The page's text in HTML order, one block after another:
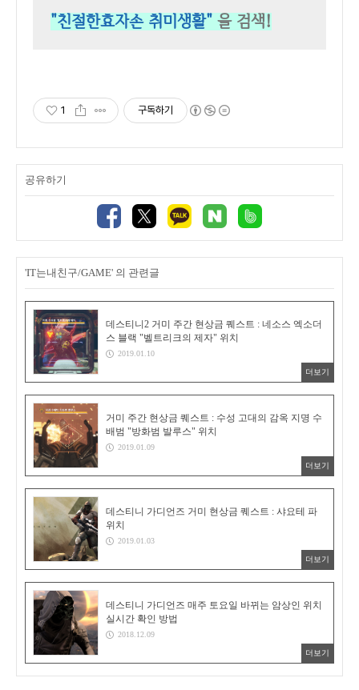
"친절한효자손 취미생활" 을 검색!
1 구독하기
공유하기
'IT는내친구/GAME' 의 관련글
데스티니2 거미 주간 현상금 퀘스트 : 네소스 엑소더
스 블랙 "벨트리크의 제자" 위치
2019.01.10
더보기
거미 주간 현상금 퀘스트 : 수성 고대의 감옥 지명 수
배범 "방화범 발루스" 위치
2019.01.09
더보기
데스티니 가디언즈 거미 현상금 퀘스트 : 샤요테 파
위치
2019.01.03
더보기
데스티니 가디언즈 매주 토요일 바뀌는 암상인 위치
실시간 확인 방법
2018.12.09
더보기